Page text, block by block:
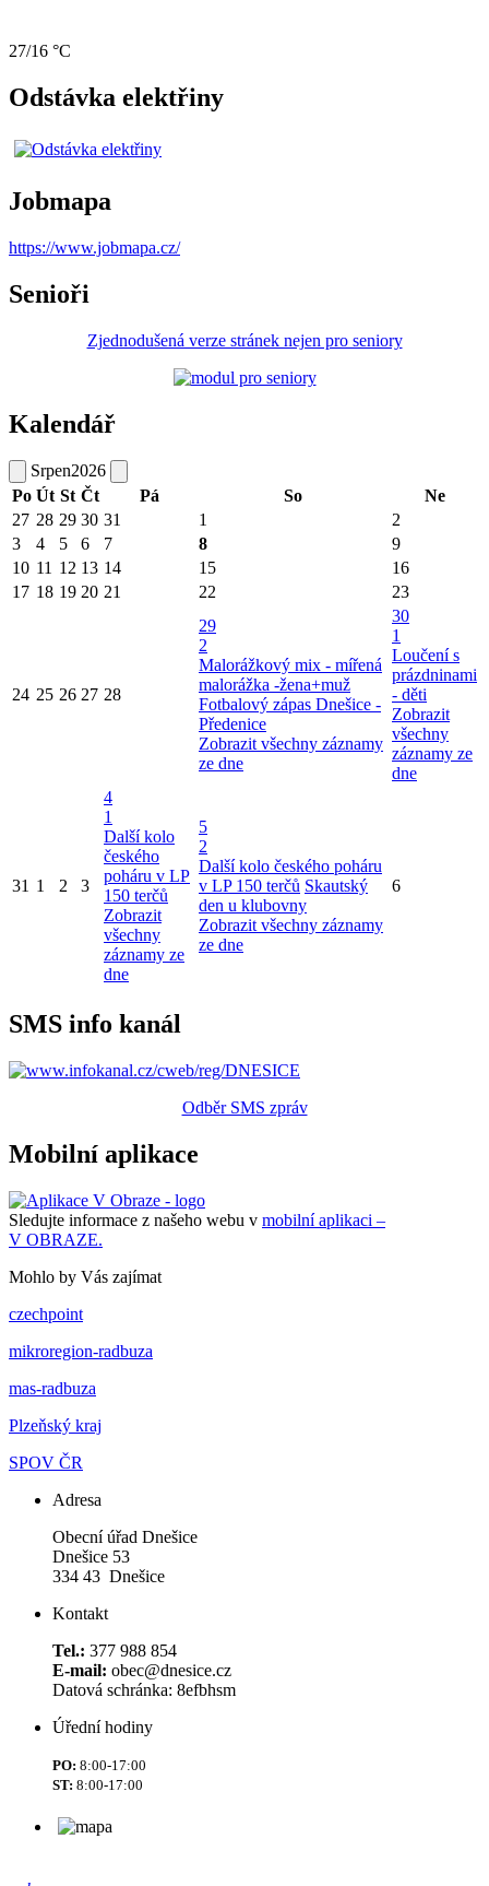
27/16 °C
Odstávka elektřiny
Jobmapa
https://www.jobmapa.cz/
Senioři
Zjednodušená verze stránek nejen pro seniory
Kalendář
Srpen2026
Po Út St Čt Pá So
Ne
27 28 29 30 31 1
2
3
4 5 6 7 8
9
10 11 12 13 14 15
16
17 18 19 20 21 22 23
24 25 26 27 28
29
2
Malorážkový mix - mířená
malorážka -žena+muž
Fotbalový zápas Dnešice -
Předenice
Zobrazit všechny záznamy
ze dne
30
1
Loučení s
prázdninami
- děti
Zobrazit
všechny
záznamy ze
dne
31 1 2 3
4
1
Další kolo
českého
poháru v LP
150 terčů
Zobrazit
všechny
záznamy ze
dne
5
2
Další kolo českého poháru
v LP 150 terčů Skautský
den u klubovny
Zobrazit všechny záznamy
ze dne
6
SMS info kanál
Odběr SMS zpráv
Mobilní aplikace
Sledujte informace z našeho webu v mobilní aplikaci –
V OBRAZE.
Mohlo by Vás zajímat
czechpoint
mikroregion-radbuza
mas-radbuza
Plzeňský kraj
SPOV ČR
Adresa
Obecní úřad Dnešice
Dnešice 53
334 43 Dnešice
Kontakt
Tel.: 377 988 854
E-mail: obec@dnesice.cz
Datová schránka: 8efbhsm
Úřední hodiny
PO: 8:00-17:00
ST: 8:00-17:00